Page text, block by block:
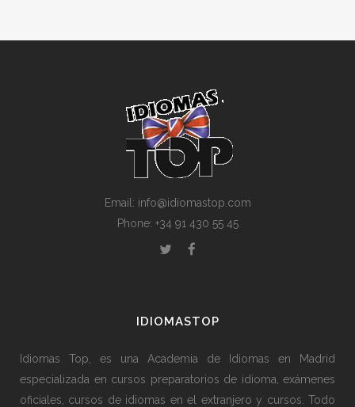
Email: info@idiomastop.com
Phone: +34 91 430 55 45
IDIOMASTOP
Idiomas Top, es una Academia de Idiomas en Madrid
especializada en cursos preparatorios de idioma, exámenes
oficiales, cursos de idiomas en el extranjero y cursos. Todo